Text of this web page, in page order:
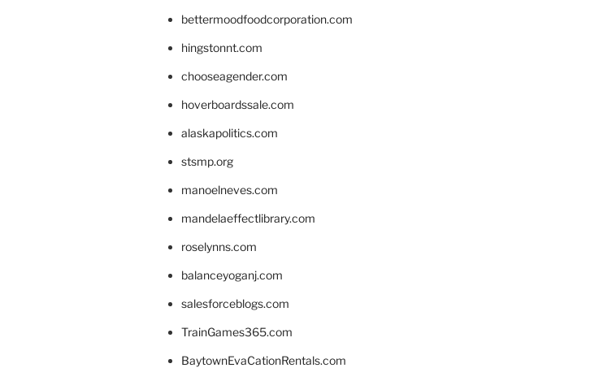
bettermoodfoodcorporation.com
hingstonnt.com
chooseagender.com
hoverboardssale.com
alaskapolitics.com
stsmp.org
manoelneves.com
mandelaeffectlibrary.com
roselynns.com
balanceyoganj.com
salesforceblogs.com
TrainGames365.com
BaytownEvaCationRentals.com